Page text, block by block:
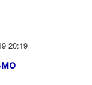
20:19